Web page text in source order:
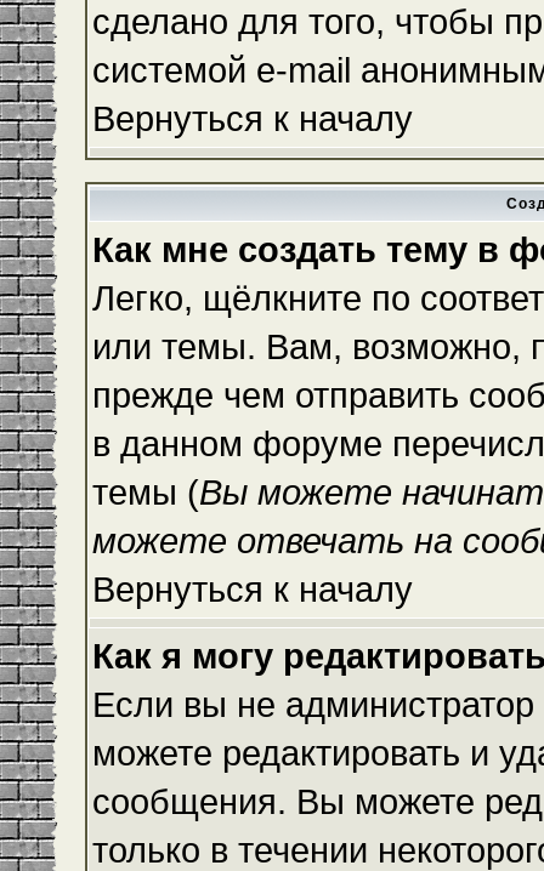
сделано для того, чтобы
системой e-mail
Вернуться к началу
Как мне создать тему в
Легко, щёлкните по
или темы. Вам, возможно,
прежде чем отправить
в данном форуме
темы (Вы можете
можете отвечать на
Вернуться к началу
Как я могу
Если вы не
можете редактировать и
сообщения. Вы можете
только в течении